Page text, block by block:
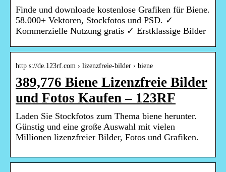
Finde und downloade kostenlose Grafiken für Biene.
58.000+ Vektoren, Stockfotos und PSD. ✓
Kommerzielle Nutzung gratis ✓ Erstklassige Bilder
http s://de.123rf.com › lizenzfreie-bilder › biene
389,776 Biene Lizenzfreie Bilder
und Fotos Kaufen – 123RF
Laden Sie Stockfotos zum Thema biene herunter.
Günstig und eine große Auswahl mit vielen
Millionen lizenzfreier Bilder, Fotos und Grafiken.